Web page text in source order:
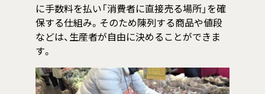
に手数料を払い「消費者に直接売る場所」を確
保する仕組み。そのため陳列する商品や値段
などは、生産者が自由に決めることができま
す。